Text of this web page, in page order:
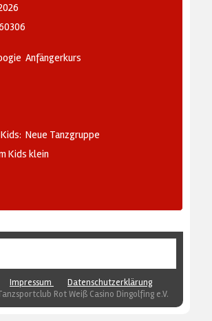
Anfängerkurs
Neue Tanzgruppe
Impressum
Datenschutzerklärung
Rot Weiß Casino Dingolfing e.V.